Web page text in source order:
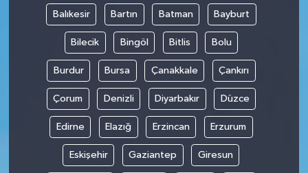
Balıkesir Bartın Batman Bayburt
Bilecik Bingöl Bitlis Bolu
Burdur Bursa Çanakkale Çankırı
Çorum Denizli Diyarbakır Düzce
Edirne Elazığ Erzincan Erzurum
Eskişehir Gaziantep Giresun